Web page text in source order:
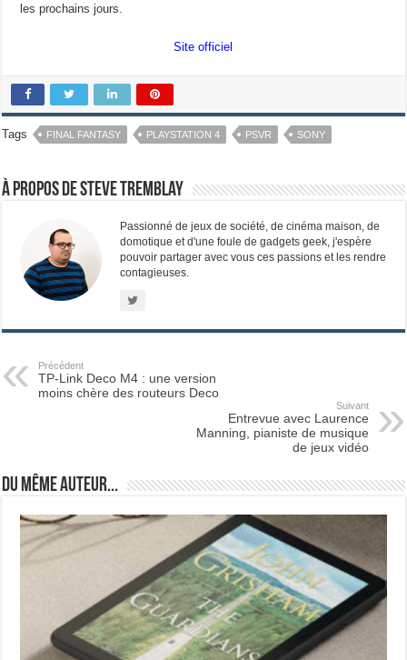
les prochains jours.
Site officiel
Tags FINAL FANTASY PLAYSTATION 4 PSVR SONY
À propos de Steve Tremblay
Passionné de jeux de société, de cinéma maison, de
domotique et d'une foule de gadgets geek, j'espère
pouvoir partager avec vous ces passions et les rendre
contagieuses.
Précédent
TP-Link Deco M4 : une version
moins chère des routeurs Deco
Suivant
Entrevue avec Laurence
Manning, pianiste de musique
de jeux vidéo
Du même auteur...